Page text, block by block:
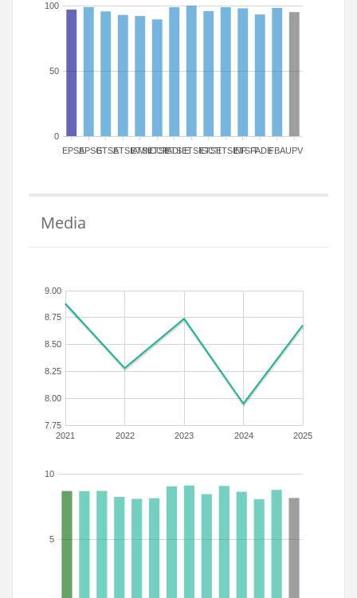
EPSAEPSGETSAETSIAMN
ETSICCP
ETSIADI
ETSIEETSIGCT
ETSIIETSINFETSITFADEFBAUPV
0
50
100
Media
2021 2022 2023 2024 2025
7.75
8.00
8.25
8.50
8.75
9.00
5
10